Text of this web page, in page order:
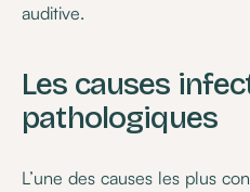
auditive.
Les causes
pathologiques
L’une des causes les plus